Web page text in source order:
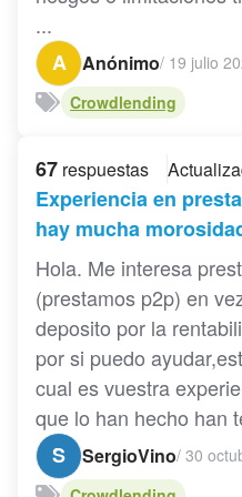
...
A
Anónimo/ 19 julio
Crowdlending
67 respuestas
Experiencia en
hay mucha
Hola. Me interesa
(prestamos p2p) en
deposito por la
por si puedo
cual es vuestra
que lo han hecho han
S
SergioVino/ 30